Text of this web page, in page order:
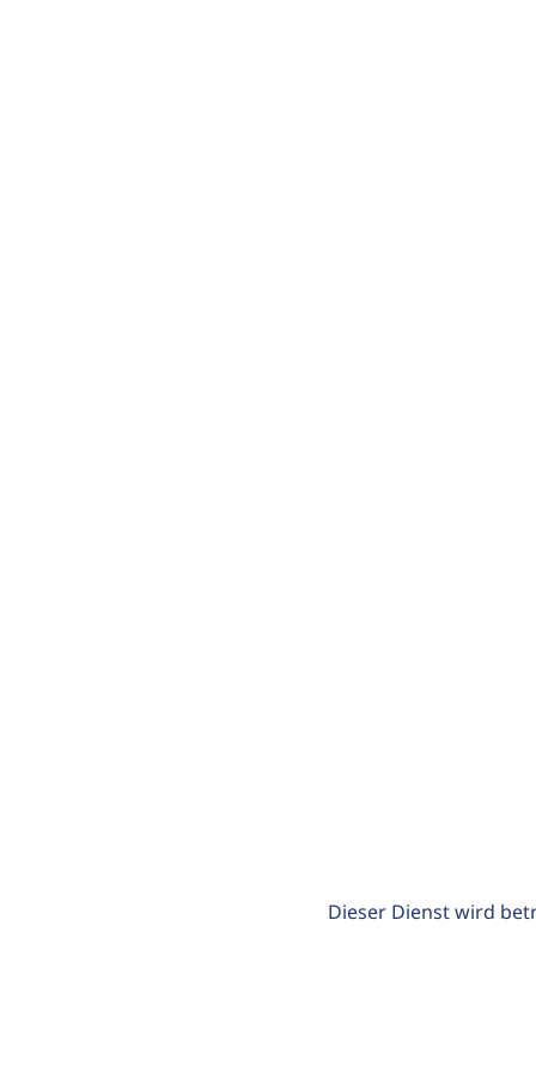
Dieser Dienst wird